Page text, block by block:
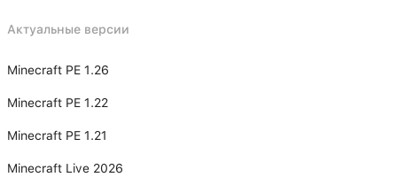
Актуальные версии
Minecraft PE 1.26
Minecraft PE 1.22
Minecraft PE 1.21
Minecraft Live 2026